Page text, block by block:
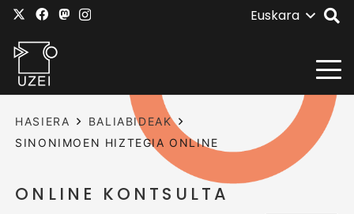
Euskara
HASIERA
BALIABIDEAK
SINONIMOEN HIZTEGIA ONLINE
ONLINE KONTSULTA